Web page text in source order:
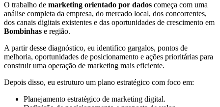
O trabalho de marketing orientado por dados começa com uma
análise completa da empresa, do mercado local, dos concorrentes,
dos canais digitais existentes e das oportunidades de crescimento em
Bombinhas e região.
A partir desse diagnóstico, eu identifico gargalos, pontos de
melhoria, oportunidades de posicionamento e ações prioritárias para
construir uma operação de marketing mais eficiente.
Depois disso, eu estruturo um plano estratégico com foco em:
Planejamento estratégico de marketing digital.